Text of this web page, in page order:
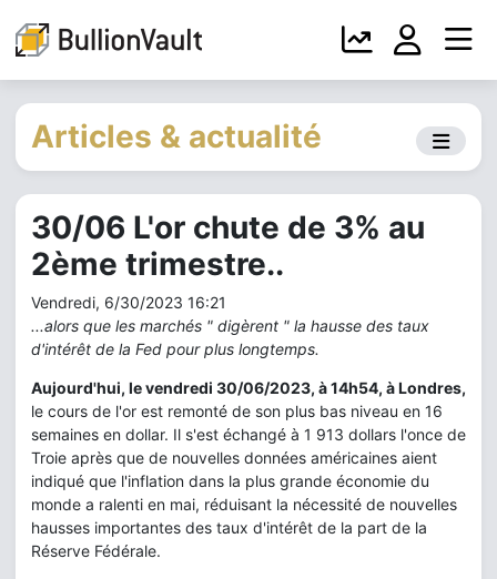
Articles & actualité
30/06 L'or chute de 3% au
2ème trimestre..
Vendredi, 6/30/2023 16:21
...alors que les marchés " digèrent " la hausse des taux
d'intérêt de la Fed pour plus longtemps.
Aujourd'hui, le vendredi 30/06/2023, à 14h54, à Londres,
le cours de l'or est remonté de son plus bas niveau en 16
semaines en dollar. Il s'est échangé à 1 913 dollars l'once de
Troie après que de nouvelles données américaines aient
indiqué que l'inflation dans la plus grande économie du
monde a ralenti en mai, réduisant la nécessité de nouvelles
hausses importantes des taux d'intérêt de la part de la
Réserve Fédérale.